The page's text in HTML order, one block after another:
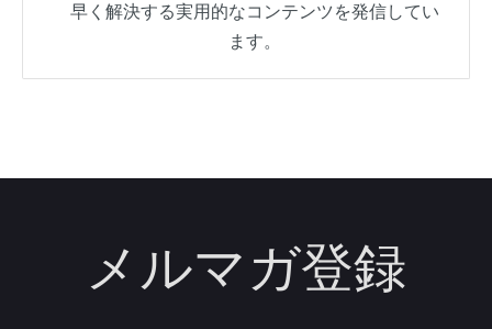
早く解決する実用的なコンテンツを発信してい
ます。
メルマガ登録